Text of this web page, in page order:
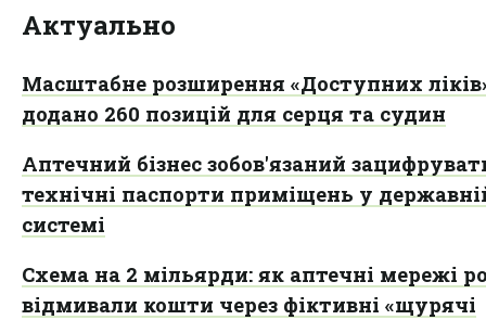
Актуально
Масштабне розширення «Доступних
додано 260 позицій для серця та судин
Аптечний бізнес зобов'язаний
технічні паспорти приміщень у
системі
Схема на 2 мільярди: як аптечні мережі
відмивали кошти через фіктивні «щурячі